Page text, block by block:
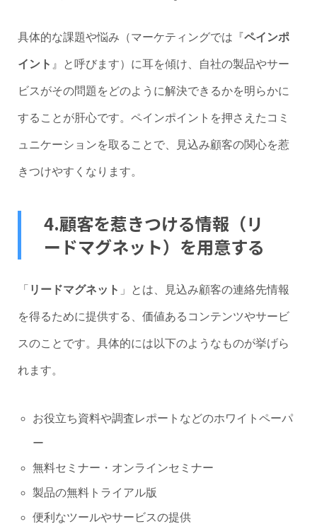
具体的な課題や悩み（マーケティングでは『ペインポ
イント 』と呼びます）に耳を傾け、自社の製品やサー
ビスがその問題をどのように解決できるかを明らかに
することが肝心です。ペインポイントを押さえたコミ
ュニケーションを取ることで、見込み顧客の関心を惹
きつけやすくなります。
4.顧客を惹きつける情報（リ
ードマグネット）を用意する
「 リードマグネット 」とは、見込み顧客の連絡先情報
を得るために提供する、価値あるコンテンツやサービ
スのことです。具体的には以下のようなものが挙げら
れます。
お役立ち資料や調査レポートなどのホワイトペーパ
ー
無料セミナー・オンラインセミナー
製品の無料トライアル版
便利なツールやサービスの提供